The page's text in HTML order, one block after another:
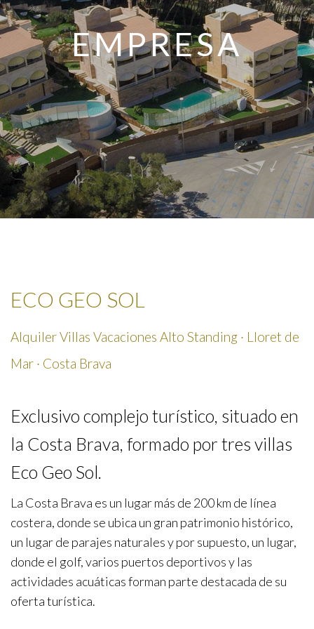
EMPRESA
ECO GEO SOL
Alquiler Villas Vacaciones Alto Standing · Lloret de
Mar · Costa Brava
Exclusivo complejo turístico, situado en
la Costa Brava, formado por tres villas
Eco Geo Sol.
La Costa Brava es un lugar más de 200 km de línea
costera, donde se ubica un gran patrimonio histórico,
un lugar de parajes naturales y por supuesto, un lugar,
donde el golf, varios puertos deportivos y las
actividades acuáticas forman parte destacada de su
oferta turística.